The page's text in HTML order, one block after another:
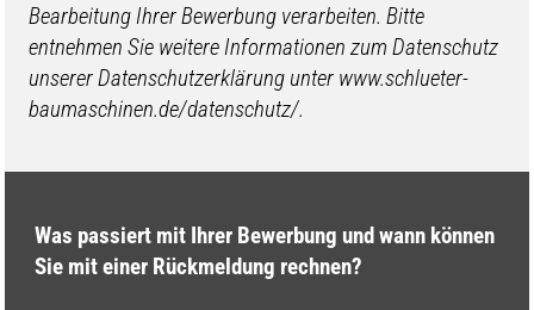
Bearbeitung Ihrer Bewerbung verarbeiten. Bitte
entnehmen Sie weitere Informationen zum Datenschutz
unserer Datenschutzerklärung unter www.schlueter-
baumaschinen.de/datenschutz/.
Was passiert mit Ihrer Bewerbung und wann können
Sie mit einer Rückmeldung rechnen?